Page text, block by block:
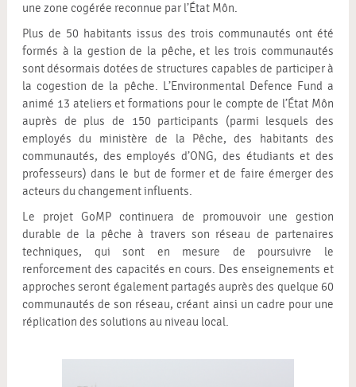
une zone cogérée reconnue par l’État Môn.
Plus de 50 habitants issus des trois communautés ont été
formés à la gestion de la pêche, et les trois communautés
sont désormais dotées de structures capables de participer à
la cogestion de la pêche. L’Environmental Defence Fund a
animé 13 ateliers et formations pour le compte de l’État Môn
auprès de plus de 150 participants (parmi lesquels des
employés du ministère de la Pêche, des habitants des
communautés, des employés d’ONG, des étudiants et des
professeurs) dans le but de former et de faire émerger des
acteurs du changement influents.
Le projet GoMP continuera de promouvoir une gestion
durable de la pêche à travers son réseau de partenaires
techniques, qui sont en mesure de poursuivre le
renforcement des capacités en cours. Des enseignements et
approches seront également partagés auprès des quelque 60
communautés de son réseau, créant ainsi un cadre pour une
réplication des solutions au niveau local.